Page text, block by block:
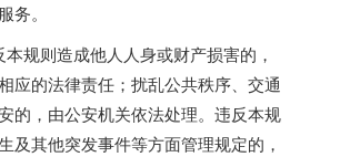
务。
规则造成他人人身或财产损害的，
应的法律责任；扰乱公共秩序、交通
的，由公安机关依法处理。违反本规
及其他突发事件等方面管理规定的，